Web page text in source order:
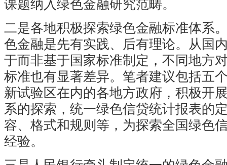
课题纳入绿色金融研究范畴。
二是各地积极探索绿色金融标准体系
色金融是先有实践、后有理论。从国
于而非基于国家标准制定，不同地方
标准也有显著差异。笔者建议包括五
新试验区在内的各地方政府，积极开
系的探索，统一绿色信贷统计报表的
容、格式和规则等，为探索全国绿色
经验。